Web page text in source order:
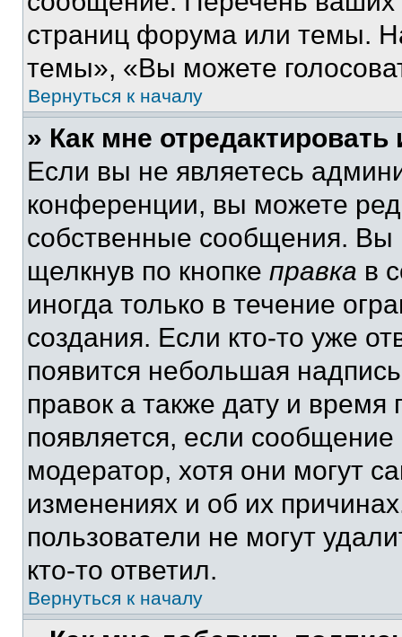
страниц форума или темы.
темы», «Вы можете
Вернуться к началу
» Как мне
Если вы не являетесь
конференции, вы можете
собственные сообщения. Вы
щелкнув по кнопке правка в
иногда только в течение
создания. Если кто-то уже
появится небольшая
правок а также дату и
появляется, если
модератор, хотя они могут
изменениях и об их
пользователи не могут
кто-то ответил.
Вернуться к началу